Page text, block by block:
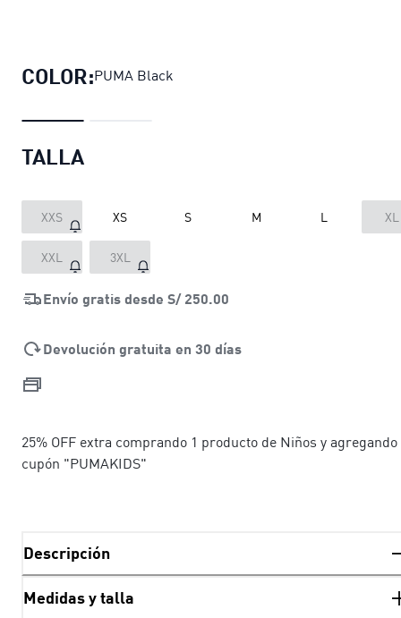
COLOR:PUMA Black
TALLA
XXS XS S M L XL
XXL 3XL
Envío gratis desde S/ 250.00
Devolución gratuita en 30 días
25% OFF extra comprando 1 producto de Niños y
cupón "PUMAKIDS"
Descripción
Medidas y talla